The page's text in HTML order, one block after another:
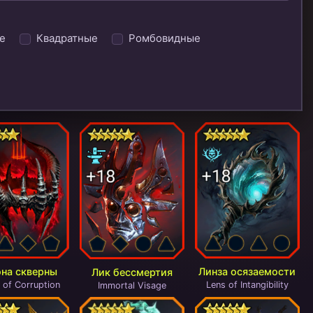
Квадратные Ромбовидные
скверны
of Corruption
Лик бессмертия
Immortal Visage
Линза осязаемости
Lens of Intangibility